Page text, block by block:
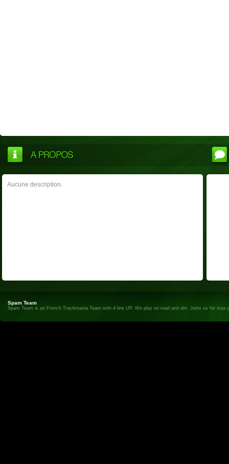
Aucune description.
Spam Team
Spam Team is an French Trackmania Team with 4 line UP. We play on road and dirt. Joins us for max